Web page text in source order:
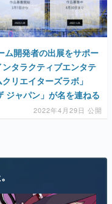
開発者の出展をサポー
タラクティブエンタテ
リエイターズラボ」
ャパン」が名を連ねる
2022年4月29日 公開